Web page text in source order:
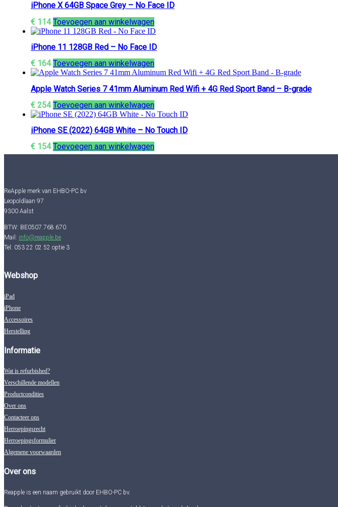
iPhone X 64GB Space Grey – No Face ID
€ 114 Toevoegen aan winkelwagen
iPhone 11 128GB Red – No Face ID
€ 164 Toevoegen aan winkelwagen
Apple Watch Series 7 41mm Aluminum Red Wifi + 4G Red Sport Band – B-grade
€ 254 Toevoegen aan winkelwagen
iPhone SE (2022) 64GB White – No Touch ID
€ 154 Toevoegen aan winkelwagen
ReApple merk van EHBO-PC bv
Leopoldlaan 97
9300 Aalst
BTW: BE0507.768.670
Mail: info@reapple.be
Tel: 053 22 02 52 optie 3
Webshop
iPad
iPhone
Accessoires
Herstelling
Informatie
Wat is refurbished?
Verschillende modellen
Productcondities
Over ons
Contacteer ons
Herroepingsrecht
Herroepingsformulier
Algemene voorwaarden
Over ons
Reapple is een naam gebruikt door EHBO-PC bv.